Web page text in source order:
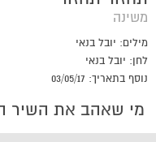
משינה
מילים: יובל בנאי
לחן: יובל בנאי
נוסף בתאריך: 03/05/17
מי שאהב את השיר